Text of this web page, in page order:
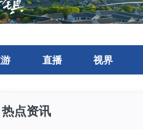
直播 视界
热点资讯